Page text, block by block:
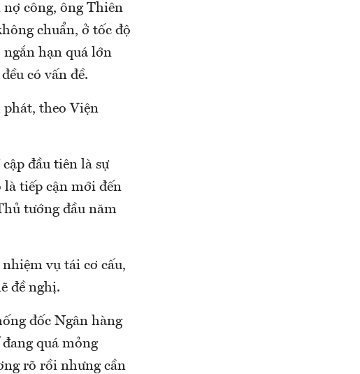
công, ông Thiên
chuẩn, ở tốc độ
ngắn hạn quá lớn
có vấn đề.
phát, theo Viện
đầu tiên là sự
tiếp cận mới đến
tướng đầu năm
vụ tái cơ cấu,
đề nghị.
đốc Ngân hàng
quá mỏng
rõ rồi nhưng cần